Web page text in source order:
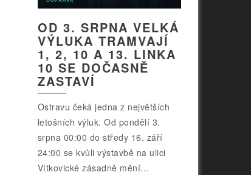
OD 3. SRPNA VELKÁ
VÝLUKA TRAMVAJÍ
1, 2, 10 A 13. LINKA
10 SE DOČASNĚ
ZASTAVÍ
Ostravu čeká jedna z největších
letošních výluk. Od pondělí 3.
srpna 00:00 do středy 16. září
24:00 se kvůli výstavbě na ulici
Vítkovické zásadně mění...